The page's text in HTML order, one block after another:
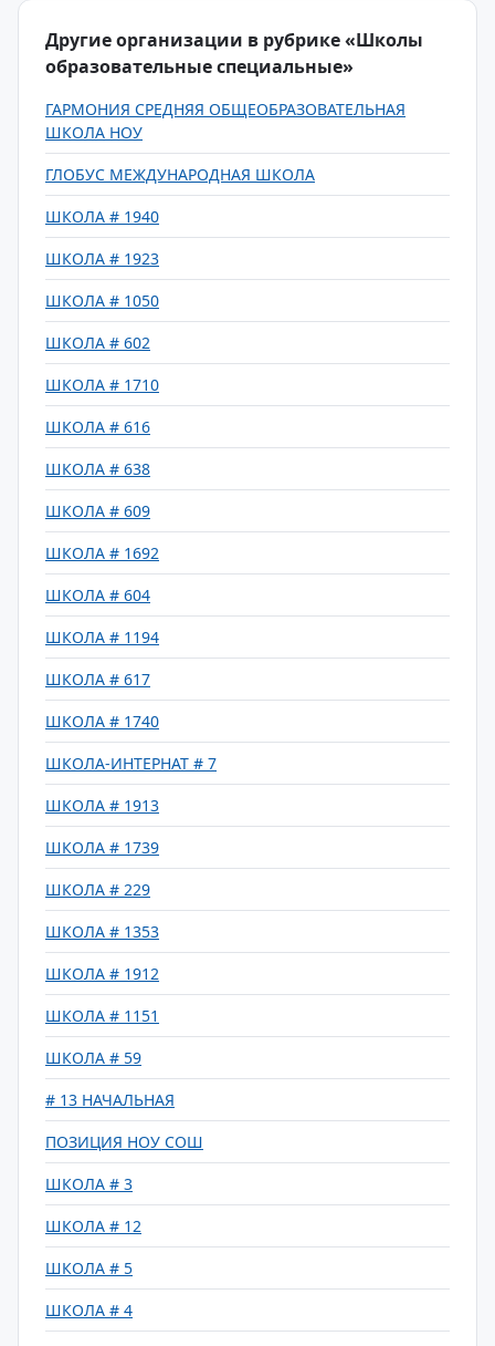
Другие организации в рубрике «Школы
образовательные специальные»
ГАРМОНИЯ СРЕДНЯЯ ОБЩЕОБРАЗОВАТЕЛЬНАЯ
ШКОЛА НОУ
ГЛОБУС МЕЖДУНАРОДНАЯ ШКОЛА
ШКОЛА # 1940
ШКОЛА # 1923
ШКОЛА # 1050
ШКОЛА # 602
ШКОЛА # 1710
ШКОЛА # 616
ШКОЛА # 638
ШКОЛА # 609
ШКОЛА # 1692
ШКОЛА # 604
ШКОЛА # 1194
ШКОЛА # 617
ШКОЛА # 1740
ШКОЛА-ИНТЕРНАТ # 7
ШКОЛА # 1913
ШКОЛА # 1739
ШКОЛА # 229
ШКОЛА # 1353
ШКОЛА # 1912
ШКОЛА # 1151
ШКОЛА # 59
# 13 НАЧАЛЬНАЯ
ПОЗИЦИЯ НОУ СОШ
ШКОЛА # 3
ШКОЛА # 12
ШКОЛА # 5
ШКОЛА # 4